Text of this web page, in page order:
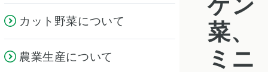
カット野菜について
農業生産について
ゲン
菜、
ミニ